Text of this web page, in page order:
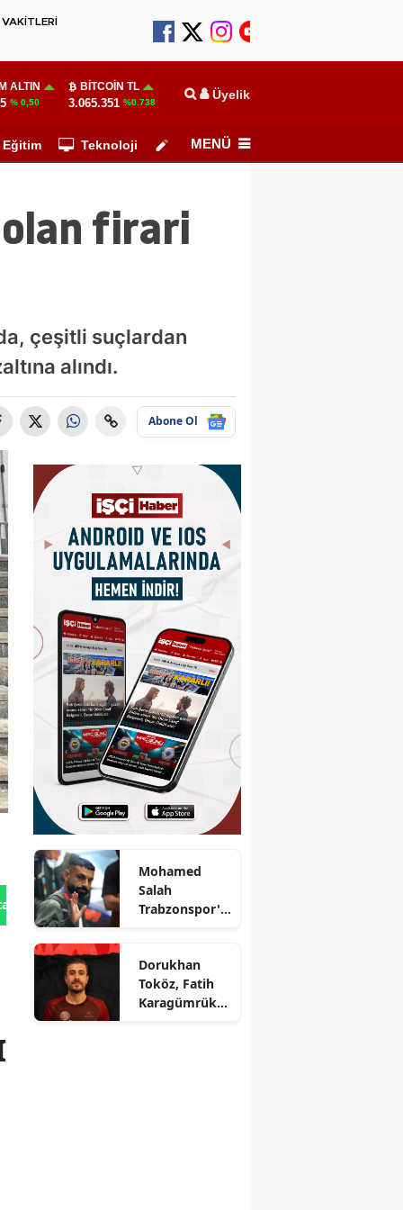
ALTIN
% 0,50
BITCOIN TL
3.065.351 %0.738 Üyelik
Eğitim Teknoloji Köşe Yazarları
MENÜ
olan firari
çeşitli suçlardan
alındı.
Abone Ol
Gönder
Mohamed
Salah
Trabzonspor'a
hakkında
bilgiler
Dorukhan
Toköz, Fatih
Karagümrük